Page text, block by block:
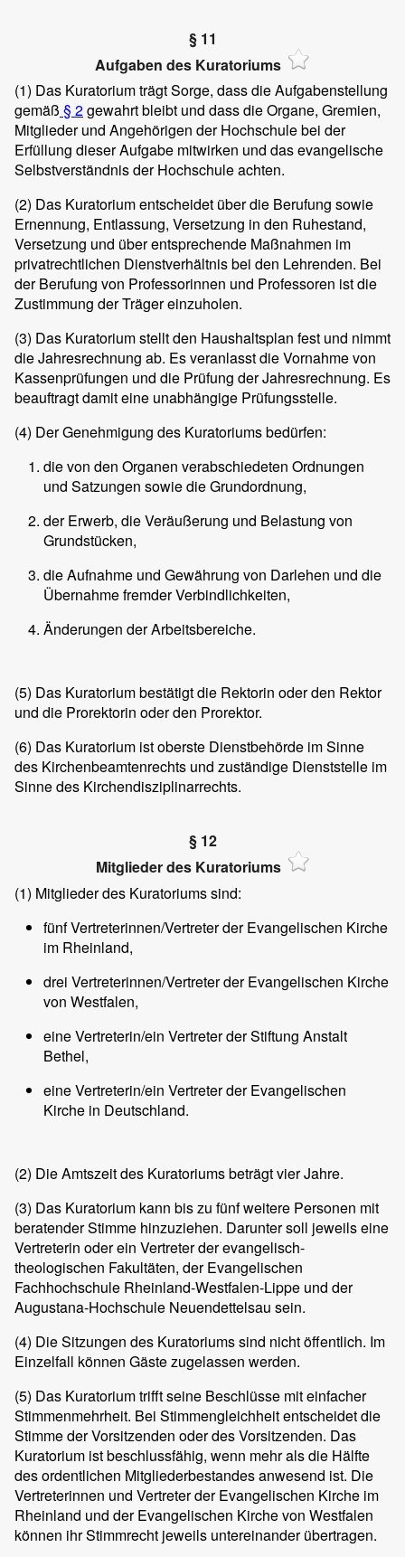
§ 11
Aufgaben des Kuratoriums
(1) Das Kuratorium trägt Sorge, dass die Aufgabenstellung
gemäß § 2gewahrt bleibt und dass die Organe, Gremien,
Mitglieder und Angehörigen der Hochschule bei der
Erfüllung dieser Aufgabe mitwirken und das evangelische
Selbstverständnis der Hochschule achten.
(2) Das Kuratorium entscheidet über die Berufung sowie
Ernennung, Entlassung, Versetzung in den Ruhestand,
Versetzung und über entsprechende Maßnahmen im
privatrechtlichen Dienstverhältnis bei den Lehrenden. Bei
der Berufung von Professorinnen und Professoren ist die
Zustimmung der Träger einzuholen.
(3) Das Kuratorium stellt den Haushaltsplan fest und nimmt
die Jahresrechnung ab. Es veranlasst die Vornahme von
Kassenprüfungen und die Prüfung der Jahresrechnung. Es
beauftragt damit eine unabhängige Prüfungsstelle.
(4) Der Genehmigung des Kuratoriums bedürfen:
die von den Organen verabschiedeten Ordnungen
und Satzungen sowie die Grundordnung,
der Erwerb, die Veräußerung und Belastung von
Grundstücken,
die Aufnahme und Gewährung von Darlehen und die
Übernahme fremder Verbindlichkeiten,
Änderungen der Arbeitsbereiche.
(5) Das Kuratorium bestätigt die Rektorin oder den Rektor
und die Prorektorin oder den Prorektor.
(6) Das Kuratorium ist oberste Dienstbehörde im Sinne
des Kirchenbeamtenrechts und zuständige Dienststelle im
Sinne des Kirchendisziplinarrechts.
§ 12
Mitglieder des Kuratoriums
(1) Mitglieder des Kuratoriums sind:
fünf Vertreterinnen/Vertreter der Evangelischen Kirche
im Rheinland,
drei Vertreterinnen/Vertreter der Evangelischen Kirche
von Westfalen,
eine Vertreterin/ein Vertreter der Stiftung Anstalt
Bethel,
eine Vertreterin/ein Vertreter der Evangelischen
Kirche in Deutschland.
(2) Die Amtszeit des Kuratoriums beträgt vier Jahre.
(3) Das Kuratorium kann bis zu fünf weitere Personen mit
beratender Stimme hinzuziehen. Darunter soll jeweils eine
Vertreterin oder ein Vertreter der evangelisch-
theologischen Fakultäten, der Evangelischen
Fachhochschule Rheinland-Westfalen-Lippe und der
Augustana-Hochschule Neuendettelsau sein.
(4) Die Sitzungen des Kuratoriums sind nicht öffentlich. Im
Einzelfall können Gäste zugelassen werden.
(5) Das Kuratorium trifft seine Beschlüsse mit einfacher
Stimmenmehrheit. Bei Stimmengleichheit entscheidet die
Stimme der Vorsitzenden oder des Vorsitzenden. Das
Kuratorium ist beschlussfähig, wenn mehr als die Hälfte
des ordentlichen Mitgliederbestandes anwesend ist. Die
Vertreterinnen und Vertreter der Evangelischen Kirche im
Rheinland und der Evangelischen Kirche von Westfalen
können ihr Stimmrecht jeweils untereinander übertragen.